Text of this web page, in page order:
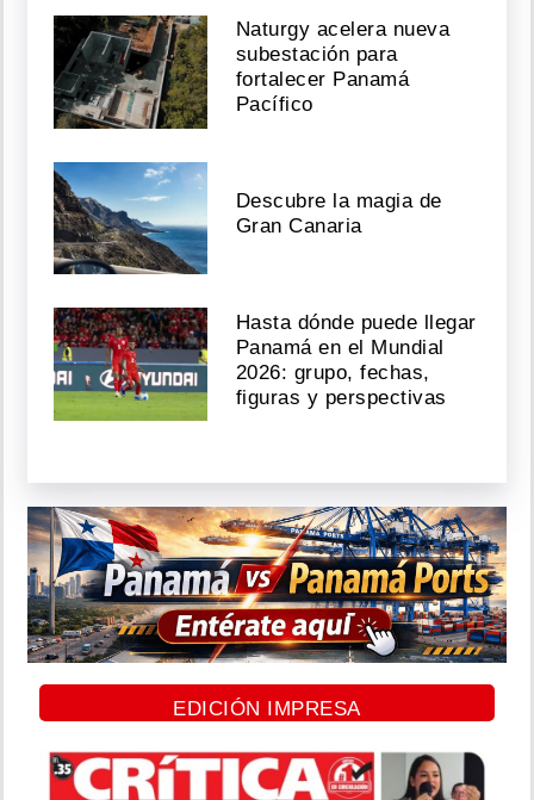
Naturgy acelera nueva
subestación para
fortalecer Panamá
Pacífico
Descubre la magia de
Gran Canaria
Hasta dónde puede llegar
Panamá en el Mundial
2026: grupo, fechas,
figuras y perspectivas
EDICIÓN IMPRESA